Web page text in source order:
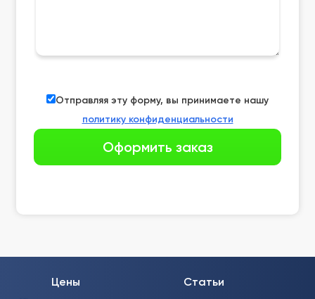
Отправляя эту форму, вы принимаете нашу
политику конфиденциальности
Цены
Статьи